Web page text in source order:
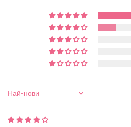
Sort by